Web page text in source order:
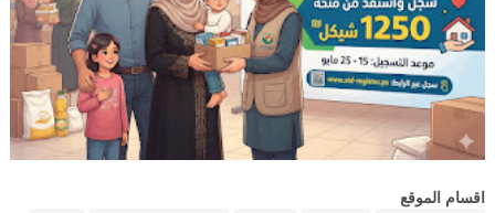
اقسام الموقع